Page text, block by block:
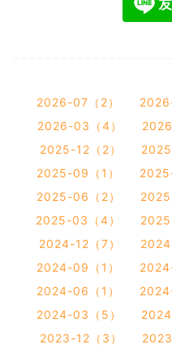
2026-07（2）
2026-03（4）
2025-12（2）
2025-09（1）
2025-06（2）
2025-03（4）
2024-12（7）
2024-09（1）
2024-06（1）
2024-03（5）
2023-12（3）